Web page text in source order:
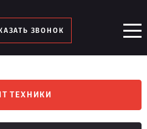
ЗВОНОК
ТЕХНИКИ